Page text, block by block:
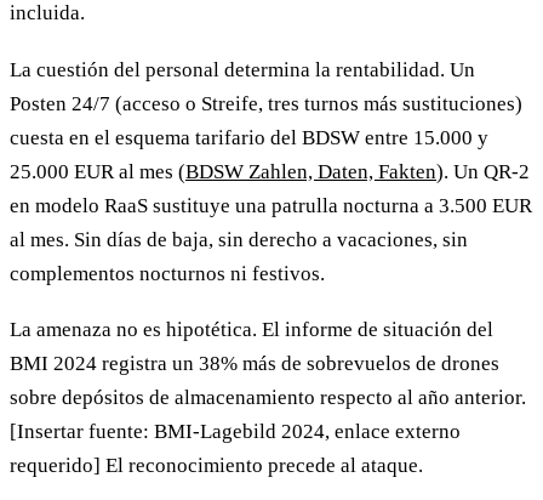
incluida.
La cuestión del personal determina la rentabilidad. Un
Posten 24/7 (acceso o Streife, tres turnos más sustituciones)
cuesta en el esquema tarifario del BDSW entre 15.000 y
25.000 EUR al mes (BDSW Zahlen, Daten, Fakten). Un QR-2
en modelo RaaS sustituye una patrulla nocturna a 3.500 EUR
al mes. Sin días de baja, sin derecho a vacaciones, sin
complementos nocturnos ni festivos.
La amenaza no es hipotética. El informe de situación del
BMI 2024 registra un 38% más de sobrevuelos de drones
sobre depósitos de almacenamiento respecto al año anterior.
[Insertar fuente: BMI-Lagebild 2024, enlace externo
requerido] El reconocimiento precede al ataque.